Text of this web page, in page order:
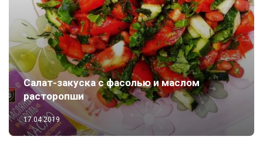
Салат-закуска с фасолью и маслом
расторопши
17.04.2019